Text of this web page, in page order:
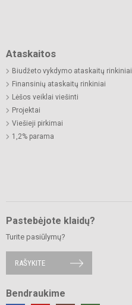
Ataskaitos
Biudžeto vykdymo ataskaitų rinkiniai
Finansinių ataskaitų rinkiniai
Lėšos veiklai viešinti
Projektai
Viešieji pirkimai
1,2% parama
Pastebėjote klaidų?
Turite pasiūlymų?
RAŠYKITE
Bendraukime